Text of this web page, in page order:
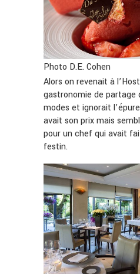
Photo D.E. Cohen
Alors on revenait à
gastronomie de partage
modes et ignorait
avait son prix mais
pour un chef qui avait
festin.